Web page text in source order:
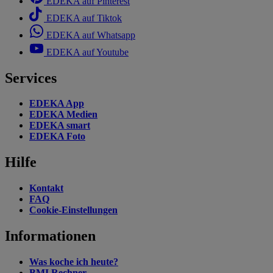
EDEKA auf Tiktok
EDEKA auf Whatsapp
EDEKA auf Youtube
Services
EDEKA App
EDEKA Medien
EDEKA smart
EDEKA Foto
Hilfe
Kontakt
FAQ
Cookie-Einstellungen
Informationen
Was koche ich heute?